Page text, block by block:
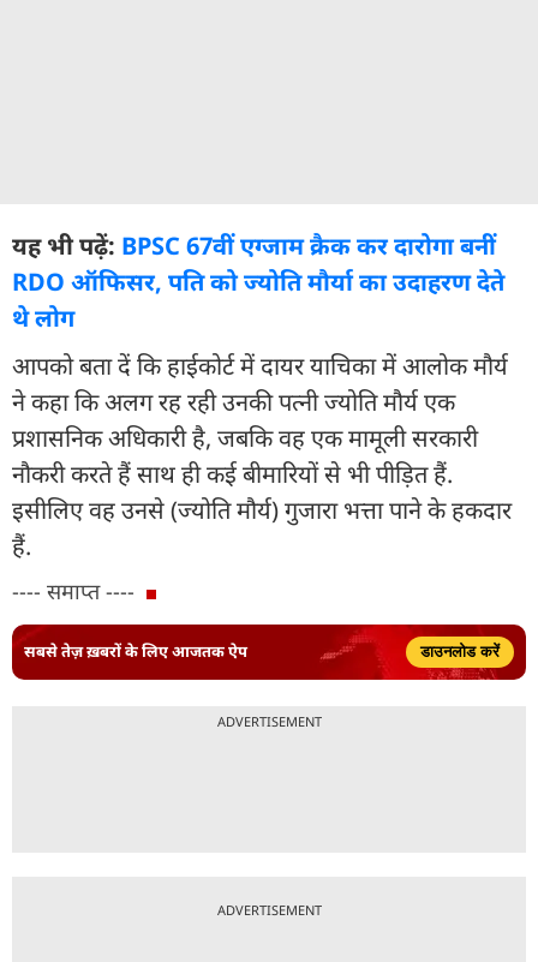
यह भी पढ़ें: BPSC 67वीं एग्जाम क्रैक कर दारोगा बनीं
RDO ऑफिसर, पति को ज्योति मौर्या का उदाहरण देते
थे लोग
आपको बता दें कि हाईकोर्ट में दायर याचिका में आलोक मौर्य
ने कहा कि अलग रह रही उनकी पत्नी ज्योति मौर्य एक
प्रशासनिक अधिकारी है, जबकि वह एक मामूली सरकारी
नौकरी करते हैं साथ ही कई बीमारियों से भी पीड़ित हैं.
इसीलिए वह उनसे (ज्योति मौर्य) गुजारा भत्ता पाने के हकदार
हैं.
---- समाप्त ----
सबसे तेज़ ख़बरों के लिए आजतक ऐप डाउनलोड करें
ADVERTISEMENT
ADVERTISEMENT